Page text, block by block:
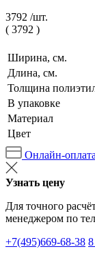
3792 /шт.
( 3792 )
Ширина, см.
Длина, см.
Толщина
В упаковке
Материал
Цвет
Онлайн-оплата
Узнать цену
Для точного
менеджером по
+7(495)669-68-38